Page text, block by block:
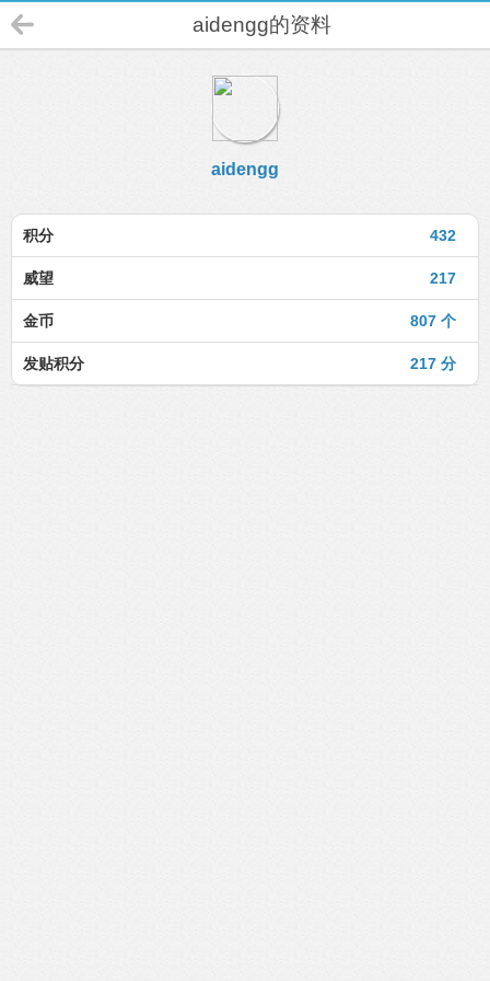
aidengg的资料
aidengg
432
积分
217
威望
807 个
金币
217 分
发贴积分